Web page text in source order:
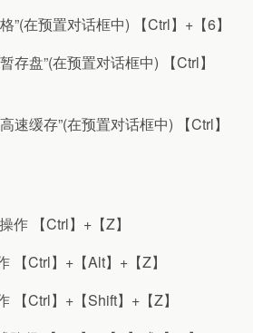
在预置对话框中) 【Ctrl】+【6】
盘”(在预置对话框中) 【Ctrl】
缓存”(在预置对话框中) 【Ctrl】
【Ctrl】+【Z】
Ctrl】+【Alt】+【Z】
Ctrl】+【Shift】+【Z】